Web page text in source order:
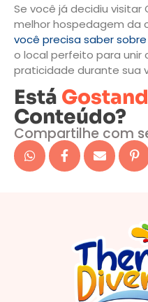
Se você já decidiu visitar
melhor hospedagem da
você precisa saber sobre
o local perfeito para unir
praticidade durante sua
Está
Conteúdo?
Compartilhe com